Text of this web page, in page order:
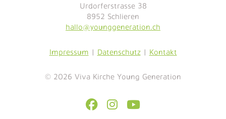
Urdorferstrasse 38
8952 Schlieren
hallo@younggeneration.ch
Impressum | Datenschutz| Kontakt
© 2026 Viva Kirche Young Generation